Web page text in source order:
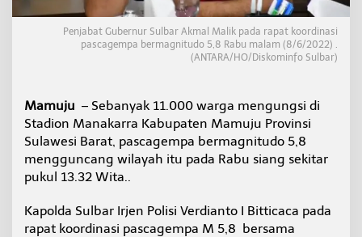
M
n
g
s
i
d
i
S
d
i
Penjabat Gubernur Sulbar Akmal Malik pada rapat koordinasi
pascagempa bermagnitudo 5,8 Rabu malam (8/6/2022) .
(ANTARA/HO/Diskominfo Sulbar)
Mamuju – Sebanyak 11.000 warga mengungsi di
Stadion Manakarra Kabupaten Mamuju Provinsi
Sulawesi Barat, pascagempa bermagnitudo 5,8
mengguncang wilayah itu pada Rabu siang sekitar
pukul 13.32 Wita..
Kapolda Sulbar Irjen Polisi Verdianto I Bitticaca pada
rapat koordinasi pascagempa M 5,8 bersama